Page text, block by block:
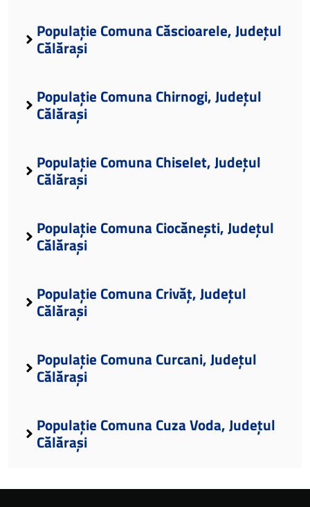
Populație Comuna Căscioarele, Județul
Călărași
Populație Comuna Chirnogi, Județul
Călărași
Populație Comuna Chiselet, Județul
Călărași
Populație Comuna Ciocănești, Județul
Călărași
Populație Comuna Crivăț, Județul
Călărași
Populație Comuna Curcani, Județul
Călărași
Populație Comuna Cuza Voda, Județul
Călărași